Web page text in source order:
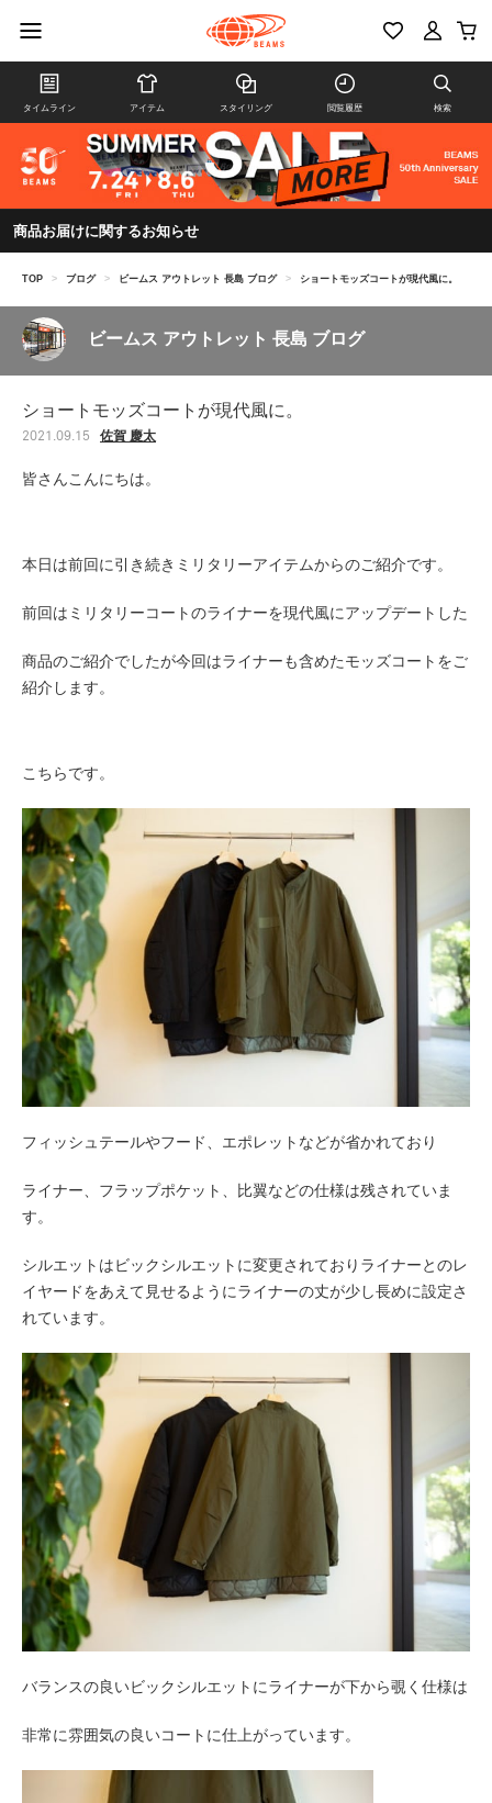
タイムライン アイテム スタイリング 閲覧履歴 検索
商品お届けに関するお知らせ
TOP > ブログ > ビームス アウトレット 長島 ブログ > ショートモッズコートが現代風に。
ビームス アウトレット 長島 ブログ
ショートモッズコートが現代風に。
2021.09.15 佐賀 慶太
皆さんこんにちは。
本日は前回に引き続きミリタリーアイテムからのご紹介です。
前回はミリタリーコートのライナーを現代風にアップデートした
商品のご紹介でしたが今回はライナーも含めたモッズコートをご
紹介します。
こちらです。
フィッシュテールやフード、エポレットなどが省かれており
ライナー、フラップポケット、比翼などの仕様は残されていま
す。
シルエットはビックシルエットに変更されておりライナーとのレ
イヤードをあえて見せるようにライナーの丈が少し長めに設定さ
れています。
バランスの良いビックシルエットにライナーが下から覗く仕様は
非常に雰囲気の良いコートに仕上がっています。